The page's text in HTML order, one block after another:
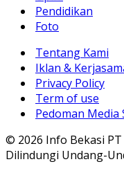
Pendidikan
Foto
Tentang Kami
Iklan &
Privacy Policy
Term of use
Pedoman Media
© 2026 Info Bekasi
Dilindungi Undang-